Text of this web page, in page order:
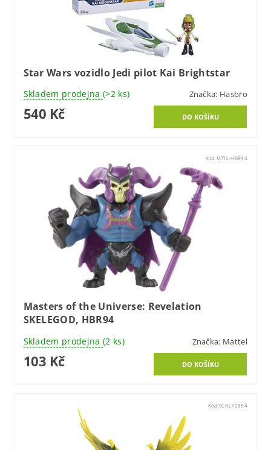
Star Wars vozidlo Jedi pilot Kai Brightstar
Skladem prodejna (>2 ks) Značka: Hasbro
540 Kč
Kód:MTTL-HBR94
Masters of the Universe: Revelation
SKELEGOD, HBR94
Skladem prodejna (2 ks) Značka: Mattel
103 Kč
Kód:SCHL70854